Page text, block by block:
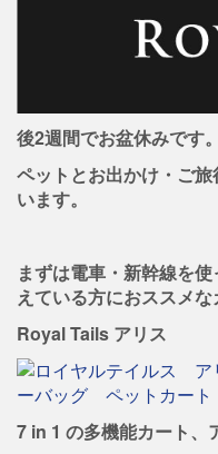
後2週間でお盆休みです。
ペットとお出かけ・ご
います。
まずは電車・新幹線を
えている方におススメな
Royal Tails アリス
7 in 1 の多機能カート、